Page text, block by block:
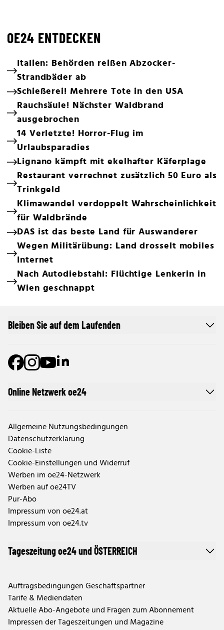
OE24 ENTDECKEN
Italien: Behörden reißen Abzocker-
Strandbäder ab
Schießerei! Mehrere Tote in den USA
Rauchsäule! Nächster Waldbrand
ausgebrochen
14 Verletzte! Horror-Flug im
Urlaubsparadies
Lignano kämpft mit ekelhafter Käferplage
Restaurant verrechnet zusätzlich 50 Euro als
Trinkgeld
Klimawandel verdoppelt Wahrscheinlichkeit
für Waldbrände
DAS ist das beste Land für Auswanderer
Wegen Militärübung: Land drosselt mobiles
Internet
Nach Autodiebstahl: Flüchtige Lenkerin in
Wien geschnappt
Online Netzwerk oe24
Allgemeine Nutzungsbedingungen
Datenschutzerklärung
Cookie-Liste
Cookie-Einstellungen und Widerruf
Werben im oe24-Netzwerk
Werben auf oe24TV
Pur-Abo
Impressum von oe24.at
Impressum von oe24.tv
Tageszeitung oe24 und ÖSTERREICH
Auftragsbedingungen Geschäftspartner
Tarife & Mediendaten
Aktuelle Abo-Angebote und Fragen zum Abonnement
Impressen der Tageszeitungen und Magazine
Bleiben Sie auf dem Laufenden